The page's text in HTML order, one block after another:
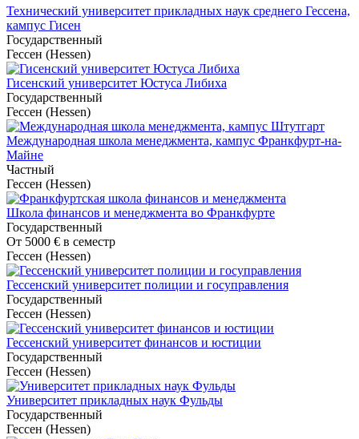
Технический университет прикладных наук среднего Гессена,
кампус Гисен
Государственный
Гессен (Hessen)
Гисенский университет Юстуса Либиха
Государственный
Гессен (Hessen)
Международная школа менеджмента, кампус Франкфурт-на-
Майне
Частный
Гессен (Hessen)
Школа финансов и менеджмента во Франкфурте
Государственный
От 5000 € в семестр
Гессен (Hessen)
Гессенский университет полиции и госуправления
Государственный
Гессен (Hessen)
Гессенский университет финансов и юстиции
Государственный
Гессен (Hessen)
Университет прикладных наук Фульды
Государственный
Гессен (Hessen)